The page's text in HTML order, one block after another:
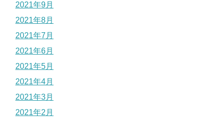
2021年9月
2021年8月
2021年7月
2021年6月
2021年5月
2021年4月
2021年3月
2021年2月